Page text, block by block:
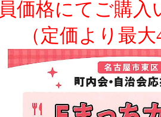
価格にてご購入
（定価より最大